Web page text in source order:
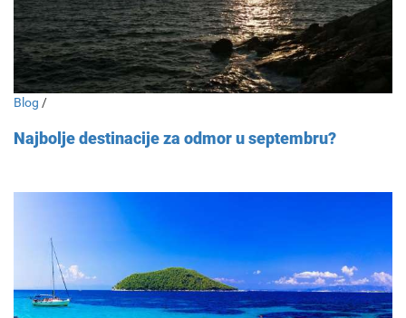
Blog /
Najbolje destinacije za odmor u septembru?